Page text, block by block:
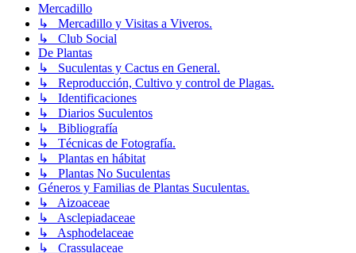
Mercadillo
↳ Mercadillo y Visitas a Viveros.
↳ Club Social
De Plantas
↳ Suculentas y Cactus en General.
↳ Reproducción, Cultivo y control de Plagas.
↳ Identificaciones
↳ Diarios Suculentos
↳ Bibliografía
↳ Técnicas de Fotografía.
↳ Plantas en hábitat
↳ Plantas No Suculentas
Géneros y Familias de Plantas Suculentas.
↳ Aizoaceae
↳ Asclepiadaceae
↳ Asphodelaceae
↳ Crassulaceae